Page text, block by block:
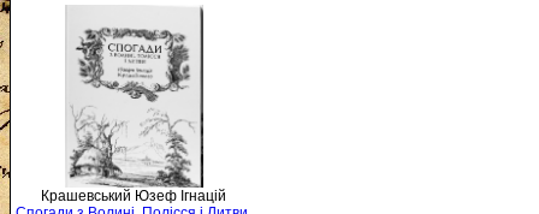
Крашевський Юзеф Ігнацій